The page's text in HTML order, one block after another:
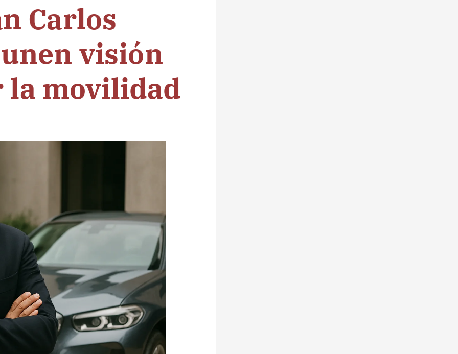
Carlos
visión
movilidad